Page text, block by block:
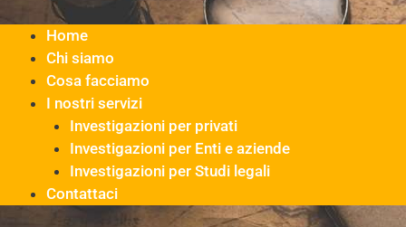
Home
Chi siamo
Cosa facciamo
I nostri servizi
Investigazioni per privati
Investigazioni per Enti e aziende
Investigazioni per Studi legali
Contattaci